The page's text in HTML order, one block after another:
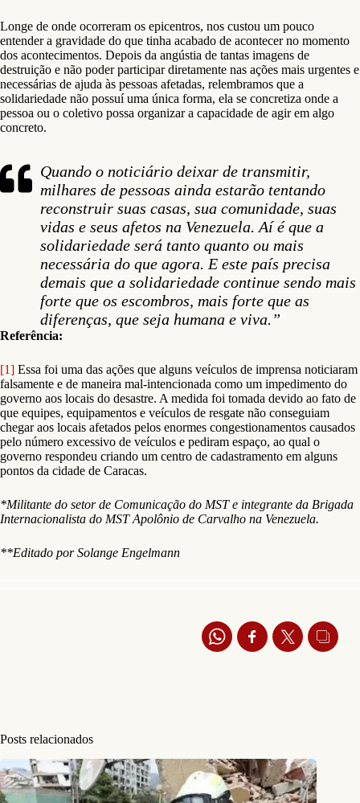
Longe de onde ocorreram os epicentros, nos custou um pouco
entender a gravidade do que tinha acabado de acontecer no momento
dos acontecimentos. Depois da angústia de tantas imagens de
destruição e não poder participar diretamente nas ações mais urgentes e
necessárias de ajuda às pessoas afetadas, relembramos que a
solidariedade não possuí uma única forma, ela se concretiza onde a
pessoa ou o coletivo possa organizar a capacidade de agir em algo
concreto.
Quando o noticiário deixar de transmitir,
milhares de pessoas ainda estarão tentando
reconstruir suas casas, sua comunidade, suas
vidas e seus afetos na Venezuela. Aí é que a
solidariedade será tanto quanto ou mais
necessária do que agora. E este país precisa
demais que a solidariedade continue sendo mais
forte que os escombros, mais forte que as
diferenças, que seja humana e viva.”
Referência:
[1] Essa foi uma das ações que alguns veículos de imprensa noticiaram
falsamente e de maneira mal-intencionada como um impedimento do
governo aos locais do desastre. A medida foi tomada devido ao fato de
que equipes, equipamentos e veículos de resgate não conseguiam
chegar aos locais afetados pelos enormes congestionamentos causados
pelo número excessivo de veículos e pediram espaço, ao qual o
governo respondeu criando um centro de cadastramento em alguns
pontos da cidade de Caracas.
*Militante do setor de Comunicação do MST e integrante da Brigada
Internacionalista do MST Apolônio de Carvalho na Venezuela.
**Editado por Solange Engelmann
Posts relacionados